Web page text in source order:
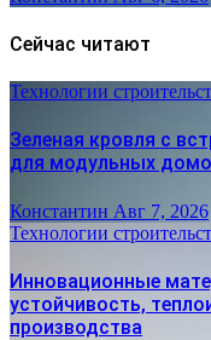
Сейчас читают
Технологии
Зеленая кровля с
для модульных
Константин Авг 7, 2026
Технологии
Инновационные
устойчивость,
производства